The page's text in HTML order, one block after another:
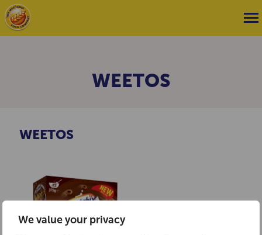
We value your privacy
WEETOS
WEETOS